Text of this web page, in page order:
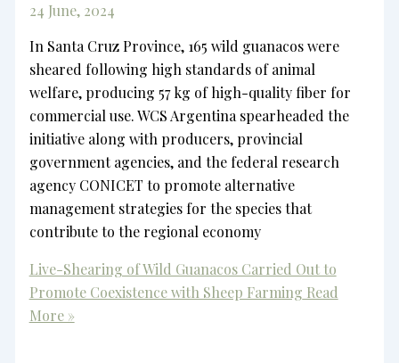
24 June, 2024
In Santa Cruz Province, 165 wild guanacos were
sheared following high standards of animal
welfare, producing 57 kg of high-quality fiber for
commercial use. WCS Argentina spearheaded the
initiative along with producers, provincial
government agencies, and the federal research
agency CONICET to promote alternative
management strategies for the species that
contribute to the regional economy
Live-Shearing of Wild Guanacos Carried Out to
Promote Coexistence with Sheep Farming Read
More »